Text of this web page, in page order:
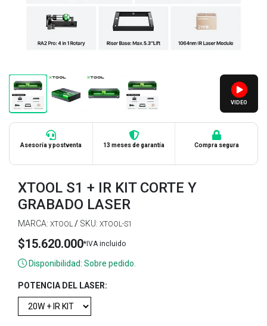
VIDEO
Asesoría y postventa 13 meses de garantía Compra segura
XTOOL S1 + IR KIT CORTE Y
GRABADO LASER
MARCA: XTOOL / SKU: XTOOL-S1
$15.620.000*IVA incluido
Disponibilidad: Sobre pedido.
POTENCIA DEL LASER: